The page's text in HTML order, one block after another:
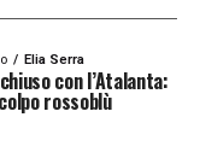
Elia Serra
con l’Atalanta:
rossoblù